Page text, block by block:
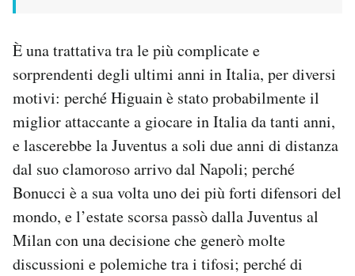
È una trattativa tra le più complicate e
sorprendenti degli ultimi anni in Italia, per diversi
motivi: perché Higuain è stato probabilmente il
miglior attaccante a giocare in Italia da tanti anni,
e lascerebbe la Juventus a soli due anni di distanza
dal suo clamoroso arrivo dal Napoli; perché
Bonucci è a sua volta uno dei più forti difensori del
mondo, e l’estate scorsa passò dalla Juventus al
Milan con una decisione che generò molte
discussioni e polemiche tra i tifosi; perché di